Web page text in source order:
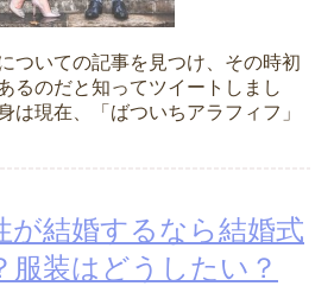
ついての記事を見つけ、その時初
るのだと知ってツイートしまし
は現在、「ばついちアラフィフ」
が結婚するなら結婚式
服装はどうしたい？